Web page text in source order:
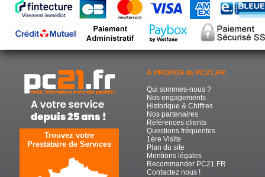
Trouvez votre
Prestataire de Services
A PROPOS de PC21.FR
Qui sommes-nous ?
Nos engagements
Historique & Chiffres
Nos partenaires
Références clients
Questions fréquentes
1ère Visite
Plan du site
Mentions légales
Recommander PC21.FR
Contactez nous !